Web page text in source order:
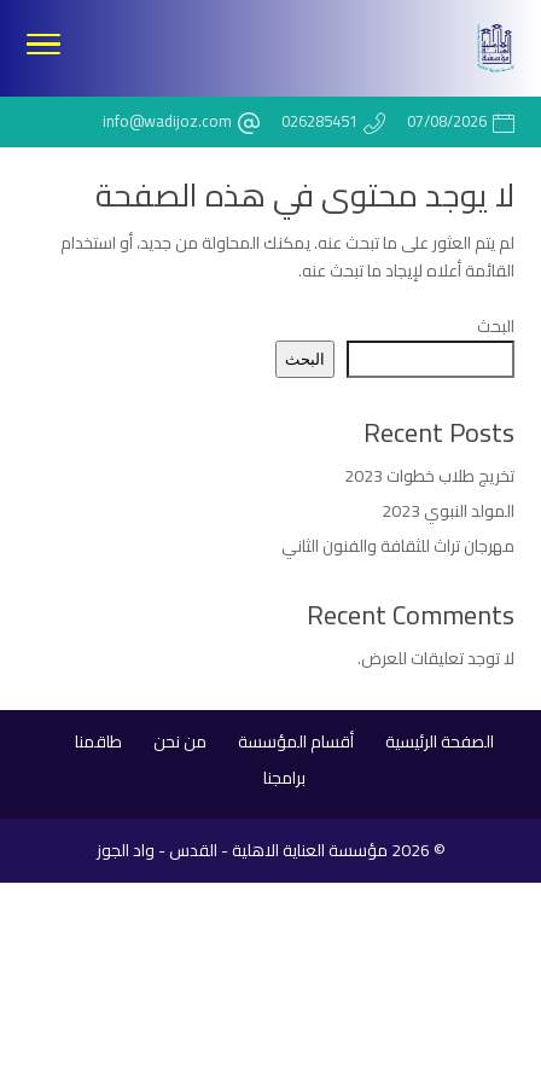
07/08/2026
026285451
info@wadijoz.com
لا يوجد محتوى في هذه الصفحة
لم يتم العثور على ما تبحث عنه. يمكنك المحاولة من جديد، أو استخدام
القائمة أعلاه لإيجاد ما تبحث عنه.
البحث
البحث
Recent Posts
تخريج طلاب خطوات 2023
المولد النبوي 2023
مهرجان تراث للثقافة والفنون الثاني
Recent Comments
لا توجد تعليقات للعرض.
الصفحة الرئيسية أقسام المؤسسة من نحن
طاقمنا
برامجنا
© 2026 مؤسسة العناية الاهلية - القدس - واد الجوز